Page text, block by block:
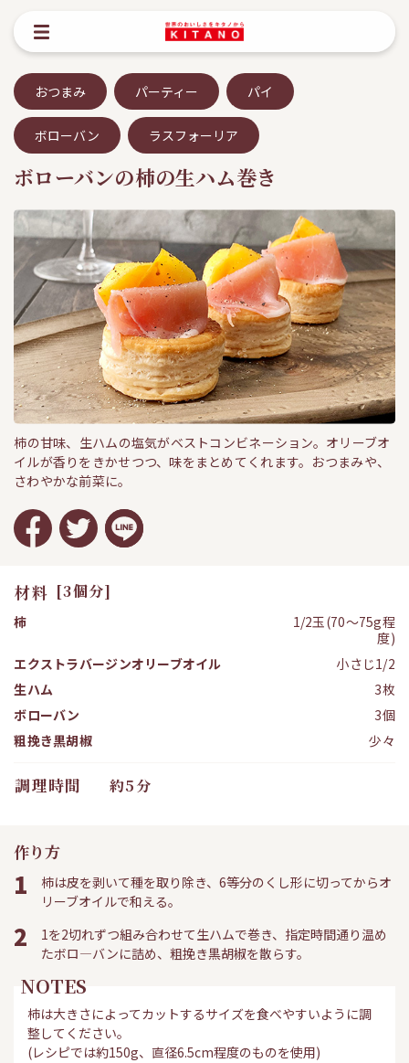
おつまみ パーティー パイ
ボローバン ラスフォーリア
ボローバンの柿の生ハム巻き
柿の甘味、生ハムの塩気がベストコンビネーション。オリーブオ
イルが香りをきかせつつ、味をまとめてくれます。おつまみや、
さわやかな前菜に。
材料 [3個分]
柿
1/2玉(70～75g程
度)
エクストラバージンオリーブオイル
小さじ1/2
生ハム
3枚
ボローバン
3個
粗挽き黒胡椒
少々
調理時間 約5分
作り方
1
柿は皮を剥いて種を取り除き、6等分のくし形に切ってからオ
リーブオイルで和える。
2
1を2切れずつ組み合わせて生ハムで巻き、指定時間通り温め
たボロ―バンに詰め、粗挽き黒胡椒を散らす。
NOTES
柿は大きさによってカットするサイズを食べやすいように調
整してください。
(レシピでは約150g、直径6.5cm程度のものを使用)